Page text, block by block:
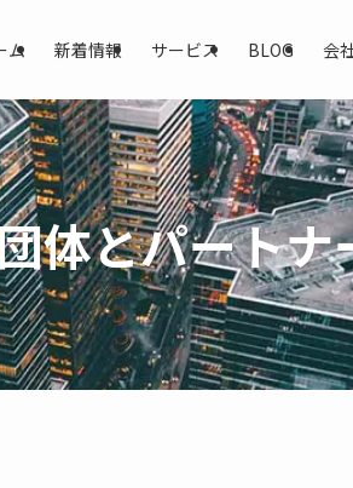
ム 新着情報 サービス BLOG 会
体とパートナ